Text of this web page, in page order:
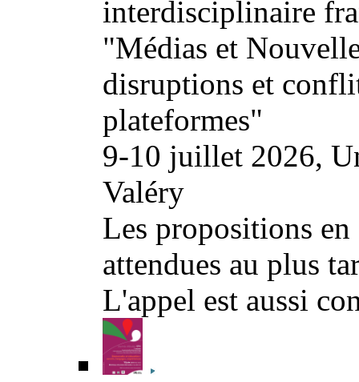
interdisciplinaire
"Médias et
disruptions et
plateformes"
9-10 juillet 2026,
Valéry
Les propositions
attendues au plus
L'appel est aussi